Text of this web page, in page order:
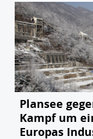
Plansee
Kampf um
Europas